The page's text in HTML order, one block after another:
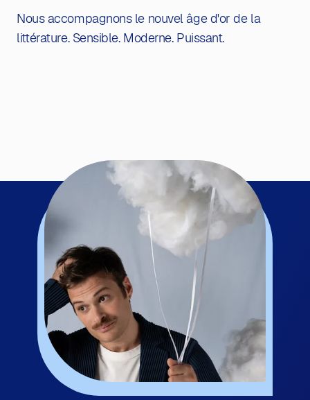
Nous accompagnons le nouvel âge d'or de la
littérature. Sensible. Moderne. Puissant.